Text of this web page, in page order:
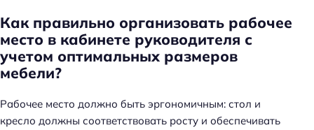
Как правильно организовать рабочее
место в кабинете руководителя с
учетом оптимальных размеров
мебели?
Рабочее место должно быть эргономичным: стол и
кресло должны соответствовать росту и обеспечивать